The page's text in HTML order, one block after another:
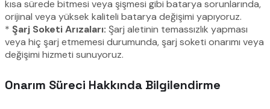
kısa sürede bitmesi veya şişmesi gibi batarya sorunlarında,
orijinal veya yüksek kaliteli batarya değişimi yapıyoruz.
* Şarj Soketi Arızaları: Şarj aletinin temassızlık yapması
veya hiç şarj etmemesi durumunda, şarj soketi onarımı veya
değişimi hizmeti sunuyoruz.
Onarım Süreci Hakkında Bilgilendirme